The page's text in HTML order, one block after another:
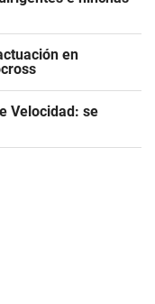
en
Velocidad: se